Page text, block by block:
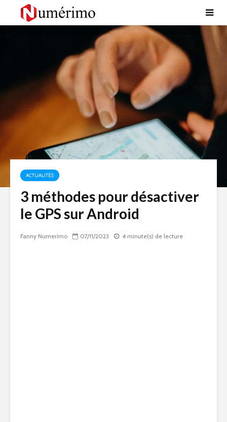
ACTUALITÉS
3 méthodes pour désactiver
le GPS sur Android
Fanny Numerimo 07/11/2023 4 minute(s) de lecture